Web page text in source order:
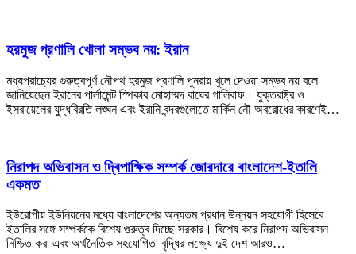
হরমুজ প্রণালি খোলা সম্ভব নয়: ইরান
মধ্যপ্রাচ্যের গুরুত্বপূর্ণ নৌপথ হরমুজ প্রণালি পুনরায় খুলে দেওয়া সম্ভব নয় বলে
জানিয়েছেন ইরানের পার্লামেন্ট স্পিকার মোহাম্মদ বাঘের গালিবাফ। যুক্তরাষ্ট্র ও
ইসরায়েলের যুদ্ধবিরতি লঙ্ঘন এবং ইরানি বন্দরগুলোতে মার্কিন নৌ অবরোধের কারণেই…
নিরাপদ অভিবাসন ও দ্বিপাক্ষিক সম্পর্ক জোরদারে বাংলাদেশ-ইতালি
একমত
ইউরোপীয় ইউনিয়নের মধ্যে বাংলাদেশের অন্যতম প্রধান উন্নয়ন সহযোগী হিসেবে
ইতালির সঙ্গে সম্পর্ককে বিশেষ গুরুত্ব দিচ্ছে সরকার। বিশেষ করে নিরাপদ অভিবাসন
নিশ্চিত করা এবং অর্থনৈতিক সহযোগিতা বৃদ্ধির লক্ষ্যে দুই দেশ আরও…